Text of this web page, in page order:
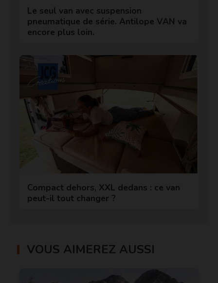
Le seul van avec suspension
pneumatique de série. Antilope VAN va
encore plus loin.
Compact dehors, XXL dedans : ce van
peut-il tout changer ?
VOUS AIMEREZ AUSSI